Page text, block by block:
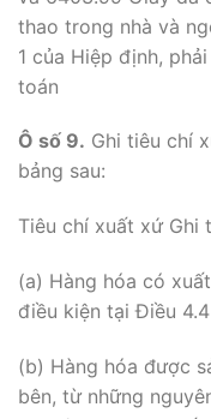
thao trong nhà và
1 của Hiệp định,
toán
Ô số 9. Ghi tiêu chí
bảng sau:
Tiêu chí xuất xứ Ghi
(a) Hàng hóa có
điều kiện tại Điều
(b) Hàng hóa được
bên, từ những